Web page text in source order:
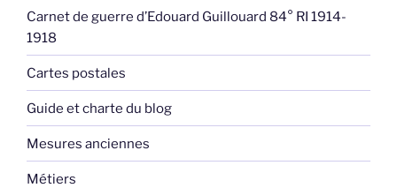
Carnet de guerre d’Edouard Guillouard 84° RI 1914-
1918
Cartes postales
Guide et charte du blog
Mesures anciennes
Métiers